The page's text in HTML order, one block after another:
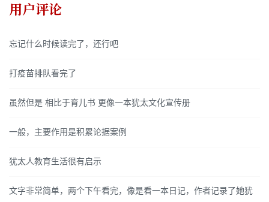
用户评论
忘记什么时候读完了，还行吧
打疫苗排队看完了
虽然但是 相比于育儿书 更像一本犹太文化宣传册
一般，主要作用是积累论据案例
犹太人教育生活很有启示
文字非常简单，两个下午看完，像是看一本日记，作者记录了她犹